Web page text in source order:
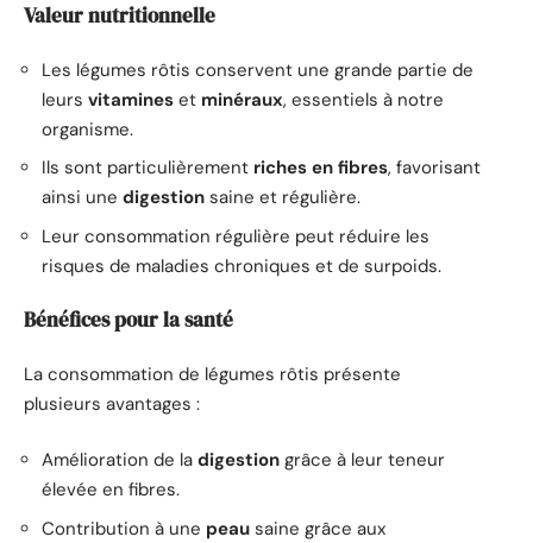
Valeur nutritionnelle
Les légumes rôtis conservent une grande partie de
leurs vitamines et minéraux, essentiels à notre
organisme.
Ils sont particulièrement riches en fibres, favorisant
ainsi une digestion saine et régulière.
Leur consommation régulière peut réduire les
risques de maladies chroniques et de surpoids.
Bénéfices pour la santé
La consommation de légumes rôtis présente
plusieurs avantages :
Amélioration de la digestion grâce à leur teneur
élevée en fibres.
Contribution à une peau saine grâce aux